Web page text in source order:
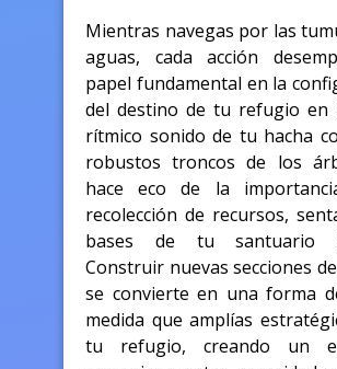
Mientras navegas por las
aguas, cada acción
papel fundamental en la
del destino de tu refugio en
rítmico sonido de tu hacha
robustos troncos de los
hace eco de la
recolección de recursos,
bases de tu santuario
Construir nuevas secciones
se convierte en una forma
medida que amplías
tu refugio, creando un